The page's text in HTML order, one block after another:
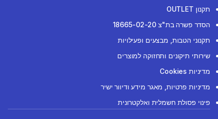
תקנון OUTLET
הסדר פשרה בת"צ 18665-02-20
תקנוני הטבות, מבצעים ופעילויות
שירותי תיקונים ותחזוקה למוצרים
מדיניות Cookies
מדיניות פרטיות, מאגר מידע ודיוור ישיר
פינוי פסולת חשמלית ואלקטרונית